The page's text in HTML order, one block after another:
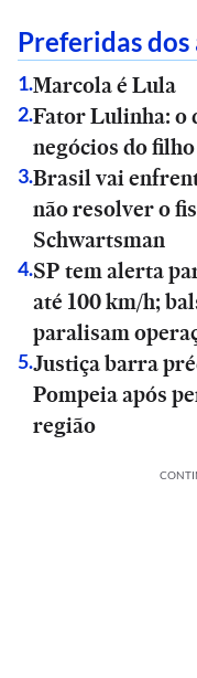
Preferidas dos
1.Marcola é Lula
2.Fator Lulinha: o
negócios do
3.Brasil vai
não resolver o
Schwartsman
4.SP tem alerta
até 100 km/h;
paralisam
5.Justiça barra
Pompeia após
região